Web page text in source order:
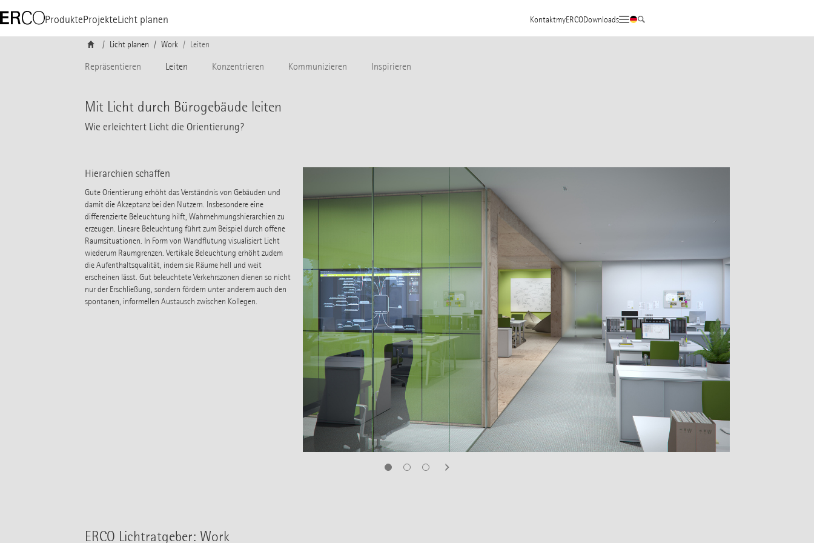
ProdukteProjekteLicht planen KontaktmyERCODownloads
Licht planen Work Leiten
Repräsentieren Leiten Konzentrieren Kommunizieren Inspirieren
Mit Licht durch Bürogebäude leiten
Wie erleichtert Licht die Orientierung?
Hierarchien schaffen
Gute Orientierung erhöht das Verständnis von Gebäuden und
damit die Akzeptanz bei den Nutzern. Insbesondere eine
differenzierte Beleuchtung hilft, Wahrnehmungshierarchien zu
erzeugen. Lineare Beleuchtung führt zum Beispiel durch offene
Raumsituationen. In Form von Wandflutung visualisiert Licht
wiederum Raumgrenzen. Vertikale Beleuchtung erhöht zudem
die Aufenthaltsqualität, indem sie Räume hell und weit
erscheinen lässt. Gut beleuchtete Verkehrszonen dienen so nicht
nur der Erschließung, sondern fördern unter anderem auch den
spontanen, informellen Austausch zwischen Kollegen.
ERCO Lichtratgeber: Work